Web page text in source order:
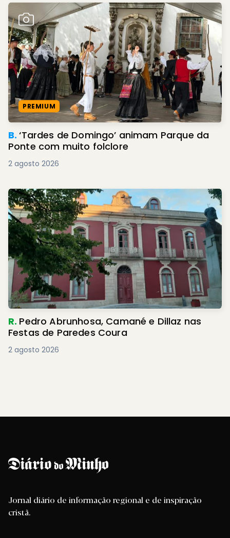
PREMIUM
B.‘Tardes de Domingo’ animam Parque da
Ponte com muito folclore
2 agosto 2026
R. Pedro Abrunhosa, Camané e Dillaz nas
Festas de Paredes Coura
2 agosto 2026
Jornal diário de informação regional e de inspiração
cristã.